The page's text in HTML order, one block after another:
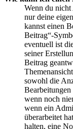
Wenn du
nur deine
kannst einen
Beitrag“-
eventuell ist
seiner
Beitrag
sowohl die
wenn noch
wenn ein
überarbeitet
halten, eine